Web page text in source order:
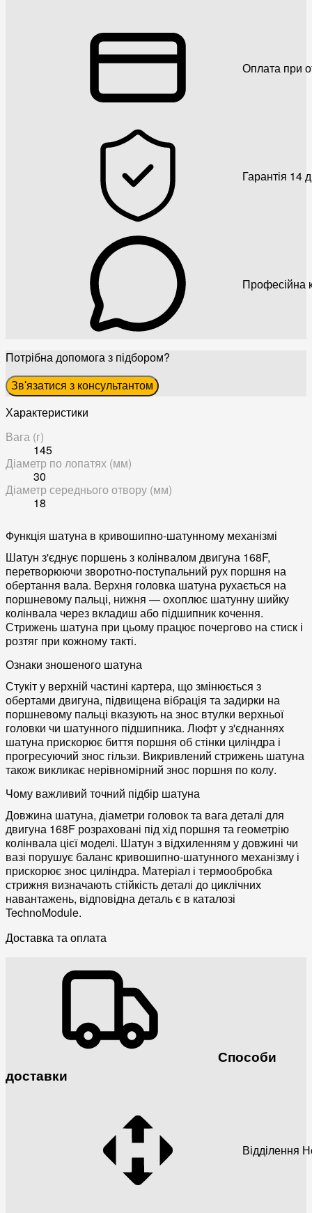
Оплата при
Гарантія 14
Професійна
Потрібна допомога з підбором?
Зв'язатися з консультантом
Характеристики
Вага (г)
145
Діаметр по лопатях (мм)
30
Діаметр середнього отвору (мм)
18
Функція шатуна в кривошипно-шатунному механізмі
Шатун з'єднує поршень з колінвалом двигуна 168F,
перетворюючи зворотно-поступальний рух поршня на
обертання вала. Верхня головка шатуна рухається на
поршневому пальці, нижня — охоплює шатунну шийку
колінвала через вкладиш або підшипник кочення.
Стрижень шатуна при цьому працює почергово на стиск і
розтяг при кожному такті.
Ознаки зношеного шатуна
Стукіт у верхній частині картера, що змінюється з
обертами двигуна, підвищена вібрація та задирки на
поршневому пальці вказують на знос втулки верхньої
головки чи шатунного підшипника. Люфт у з'єднаннях
шатуна прискорює биття поршня об стінки циліндра і
прогресуючий знос гільзи. Викривлений стрижень шатуна
також викликає нерівномірний знос поршня по колу.
Чому важливий точний підбір шатуна
Довжина шатуна, діаметри головок та вага деталі для
двигуна 168F розраховані під хід поршня та геометрію
колінвала цієї моделі. Шатун з відхиленням у довжині чи
вазі порушує баланс кривошипно-шатунного механізму і
прискорює знос циліндра. Матеріал і термообробка
стрижня визначають стійкість деталі до циклічних
навантажень, відповідна деталь є в каталозі
TechnoModule.
Доставка та оплата
Способи
доставки
Відділення